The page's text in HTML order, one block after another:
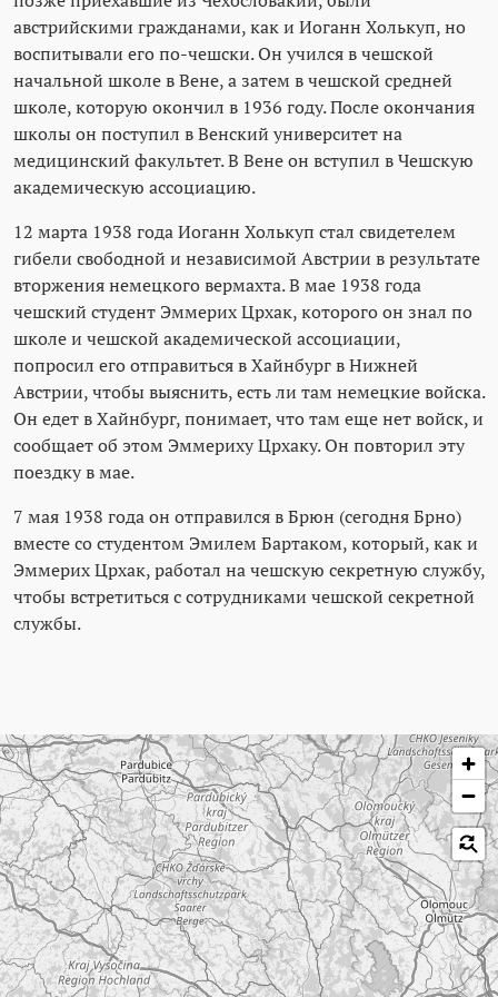
австрийскими гражданами, как и Иоганн Холькуп, но
воспитывали его по-чешски. Он учился в чешской
начальной школе в Вене, а затем в чешской средней
школе, которую окончил в 1936 году. После окончания
школы он поступил в Венский университет на
медицинский факультет. В Вене он вступил в Чешскую
академическую ассоциацию.
12 марта 1938 года Иоганн Холькуп стал свидетелем
гибели свободной и независимой Австрии в результате
вторжения немецкого вермахта. В мае 1938 года
чешский студент Эммерих Црхак, которого он знал по
школе и чешской академической ассоциации,
попросил его отправиться в Хайнбург в Нижней
Австрии, чтобы выяснить, есть ли там немецкие войска.
Он едет в Хайнбург, понимает, что там еще нет войск, и
сообщает об этом Эммериху Црхаку. Он повторил эту
поездку в мае.
7 мая 1938 года он отправился в Брюн (сегодня Брно)
вместе со студентом Эмилем Бартаком, который, как и
Эммерих Црхак, работал на чешскую секретную службу,
чтобы встретиться с сотрудниками чешской секретной
службы.
Пропустить карту